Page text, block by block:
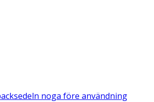
noga före användning